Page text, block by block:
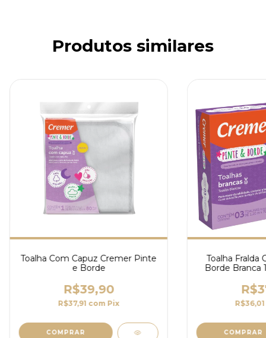
Produtos similares
Toalha Com Capuz Cremer Pinte
e Borde
R$39,90
R$37,91 com Pix
Toalha Fralda
Borde Branca
R$36,01